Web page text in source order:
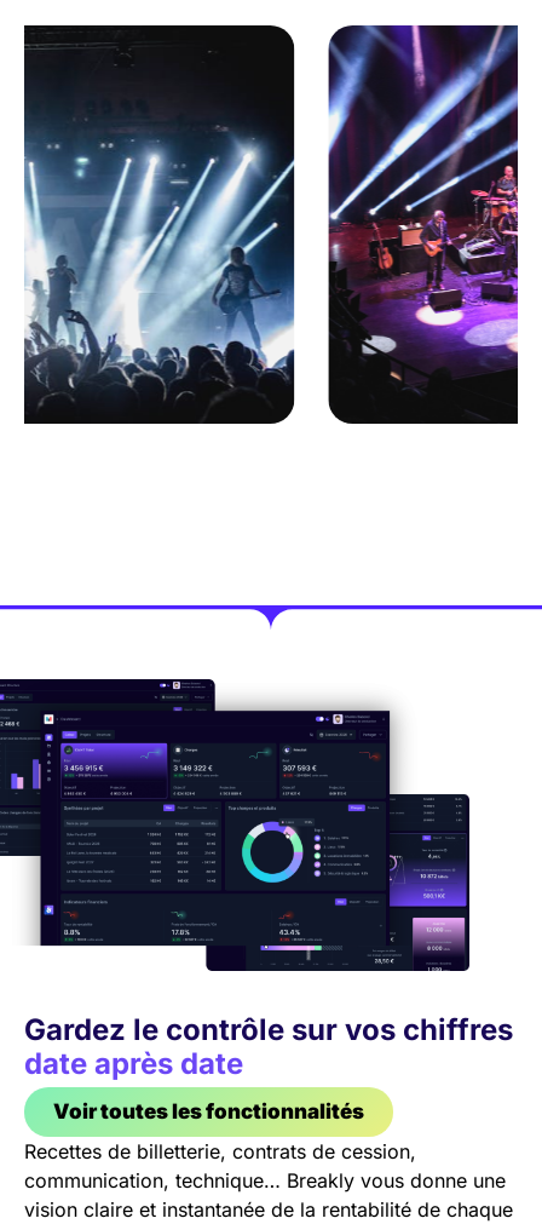
Gardez le contrôle sur vos chiffres
date après date
Voir toutes les fonctionnalités
Recettes de billetterie, contrats de cession,
communication, technique… Breakly vous donne une
vision claire et instantanée de la rentabilité de chaque